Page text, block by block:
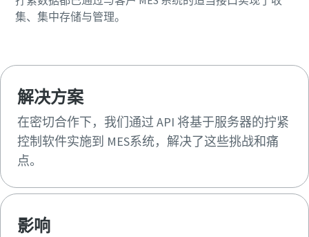
集、集中存储与管理。
解决方案
在密切合作下，我们通过 API 将基于服务器的拧紧
控制软件实施到 MES系统，解决了这些挑战和痛
点。
影响